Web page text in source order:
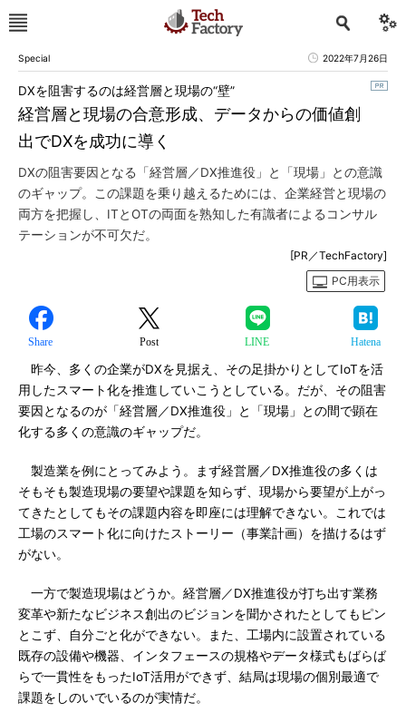
Special 2022年7月26日
経営層と現場の合意形成、データからの価値創
出でDXを成功に導く
DXを阻害するのは経営層と現場の“壁”
DXの阻害要因となる「経営層／DX推進役」と「現場」との意識
のギャップ。この課題を乗り越えるためには、企業経営と現場の
両方を把握し、ITとOTの両面を熟知した有識者によるコンサル
テーションが不可欠だ。
[PR／TechFactory]
PC用表示
Share Post LINE Hatena
昨今、多くの企業がDXを見据え、その足掛かりとしてIoTを活
用したスマート化を推進していこうとしている。だが、その阻害
要因となるのが「経営層／DX推進役」と「現場」との間で顕在
化する多くの意識のギャップだ。
製造業を例にとってみよう。まず経営層／DX推進役の多くは
そもそも製造現場の要望や課題を知らず、現場から要望が上がっ
てきたとしてもその課題内容を即座には理解できない。これでは
工場のスマート化に向けたストーリー（事業計画）を描けるはず
がない。
一方で製造現場はどうか。経営層／DX推進役が打ち出す業務
変革や新たなビジネス創出のビジョンを聞かされたとしてもピン
とこず、自分ごと化ができない。また、工場内に設置されている
既存の設備や機器、インタフェースの規格やデータ様式もばらば
らで一貫性をもったIoT活用ができず、結局は現場の個別最適で
課題をしのいでいるのが実情だ。